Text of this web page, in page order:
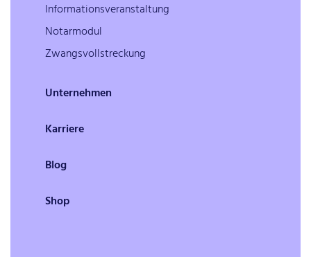
Informationsveranstaltung
Notarmodul
Zwangsvollstreckung
Unternehmen
Karriere
Blog
Shop